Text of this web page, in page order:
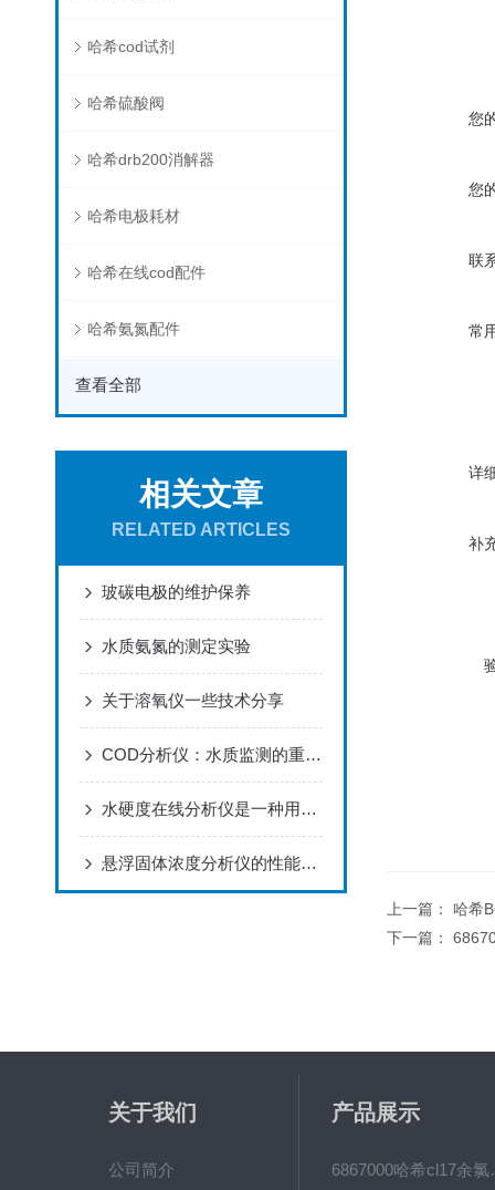
哈希cod试剂
哈希硫酸阀
哈希drb200消解器
哈希电极耗材
哈希在线cod配件
哈希氨氮配件
查看全部
相关文章
RELATED ARTICLES
玻碳电极的维护保养
水质氨氮的测定实验
关于溶氧仪一些技术分享
COD分析仪：水质监测的重要工具
水硬度在线分析仪是一种用来进行气体成分分析检验的工具
悬浮固体浓度分析仪的性能特点和使用方法介绍
您
您
联
常
详
补
上一篇： 哈希
下一篇：
关于我们
公司简介
产品展示
6867000